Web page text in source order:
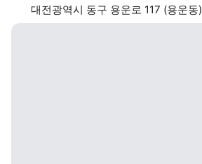
대전광역시 동구 용운로 117 (용운동)